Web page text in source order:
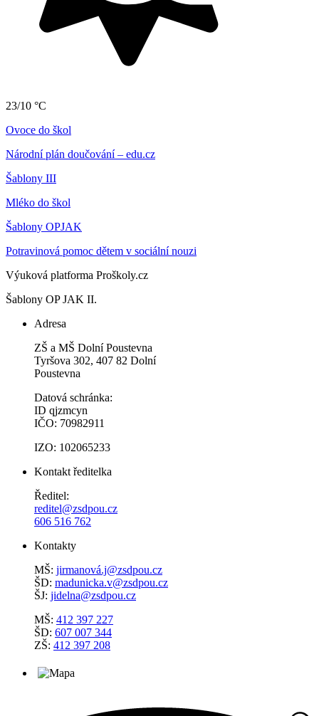
23/10 °C
Ovoce do škol
Národní plán doučování – edu.cz
Šablony III
Mléko do škol
Šablony OPJAK
Potravinová pomoc dětem v sociální nouzi
Výuková platforma Proškoly.cz
Šablony OP JAK II.
Adresa
ZŠ a MŠ Dolní Poustevna
Tyršova 302, 407 82 Dolní
Poustevna
Datová schránka:
ID qjzmcyn
IČO: 70982911
IZO: 102065233
Kontakt ředitelka
Ředitel:
reditel@zsdpou.cz
606 516 762
Kontakty
MŠ: jirmanová.j@zsdpou.cz
ŠD: madunicka.v@zsdpou.cz
ŠJ: jidelna@zsdpou.cz
MŠ: 412 397 227
ŠD: 607 007 344
ZŠ: 412 397 208